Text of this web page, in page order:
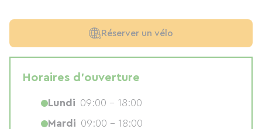
Réserver un vélo
Horaires d'ouverture
Lundi 09:00 - 18:00
Mardi 09:00 - 18:00